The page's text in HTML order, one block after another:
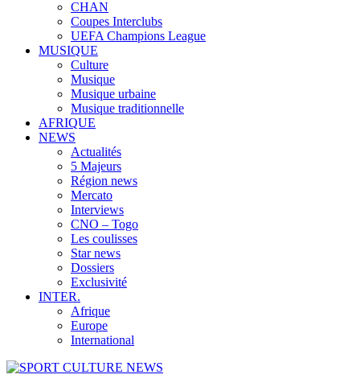
CHAN
Coupes Interclubs
UEFA Champions League
MUSIQUE
Culture
Musique
Musique urbaine
Musique traditionnelle
AFRIQUE
NEWS
Actualités
5 Majeurs
Région news
Mercato
Interviews
CNO – Togo
Les coulisses
Star news
Dossiers
Exclusivité
INTER.
Afrique
Europe
International